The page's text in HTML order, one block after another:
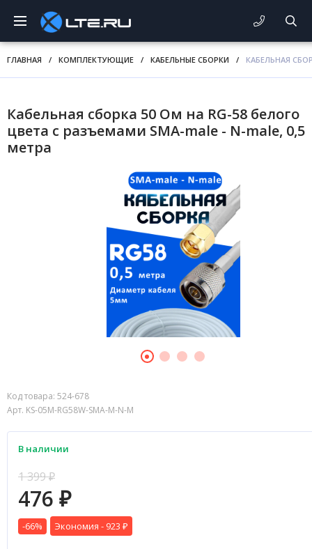
ГЛАВНАЯ / КОМПЛЕКТУЮЩИЕ / КАБЕЛЬНЫЕ СБОРКИ / КАБЕЛЬНАЯ
Кабельная сборка 50 Ом на RG-58 белого
цвета с разъемами SMA-male - N-male, 0,5
метра
Код товара: 524-678
Арт. KS-05M-RG58W-SMA-M-N-M
В наличии
1 399₽
476 ₽
-66% Экономия - 923 ₽